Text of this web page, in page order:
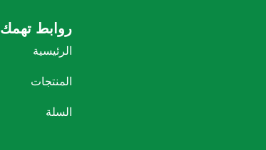
روابط تهمك
الرئيسية
المنتجات
السلة